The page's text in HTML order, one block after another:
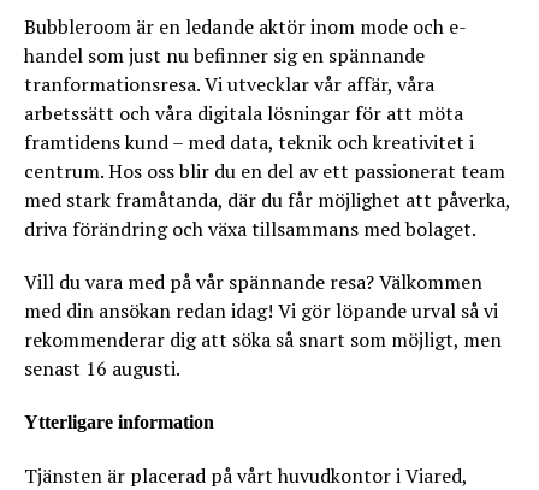
Bubbleroom är en ledande aktör inom mode och e-
handel som just nu befinner sig en spännande
tranformationsresa. Vi utvecklar vår affär, våra
arbetssätt och våra digitala lösningar för att möta
framtidens kund – med data, teknik och kreativitet i
centrum. Hos oss blir du en del av ett passionerat team
med stark framåtanda, där du får möjlighet att påverka,
driva förändring och växa tillsammans med bolaget.
Vill du vara med på vår spännande resa? Välkommen
med din ansökan redan idag! Vi gör löpande urval så vi
rekommenderar dig att söka så snart som möjligt, men
senast 16 augusti.
Ytterligare information
Tjänsten är placerad på vårt huvudkontor i Viared,